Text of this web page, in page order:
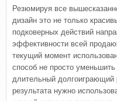
Резюмируя все
дизайн это не только
подковерных действий
эффективности всей
текущий момент
способ не просто
длительный долгоиграющий
результата нужно